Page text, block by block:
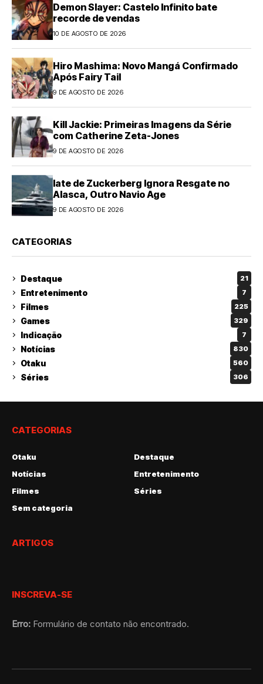
Demon Slayer: Castelo Infinito bate
recorde de vendas
10 DE AGOSTO DE 2026
Hiro Mashima: Novo Mangá Confirmado
Após Fairy Tail
9 DE AGOSTO DE 2026
Kill Jackie: Primeiras Imagens da Série
com Catherine Zeta-Jones
9 DE AGOSTO DE 2026
Iate de Zuckerberg Ignora Resgate no
Alasca, Outro Navio Age
9 DE AGOSTO DE 2026
CATEGORIAS
Destaque 21
Entretenimento 7
Filmes 225
Games 329
Indicação 7
Notícias 830
Otaku 560
Séries 306
CATEGORIAS
Otaku
Destaque
Notícias
Entretenimento
Filmes
Séries
Sem categoria
ARTIGOS
INSCREVA-SE
Erro: Formulário de contato não encontrado.